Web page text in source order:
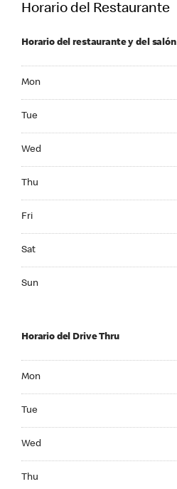
Horario del Restaurante
Horario del restaurante y del salón
Mon
Tue
Wed
Thu
Fri
Sat
Sun
Horario del Drive Thru
Mon
Tue
Wed
Thu